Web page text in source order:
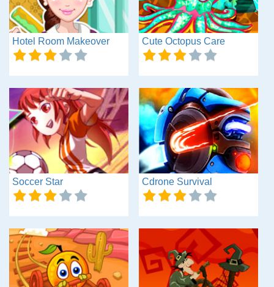
Hotel Room Makeover Cute Octopus Care
Soccer Star Cdrone Survival